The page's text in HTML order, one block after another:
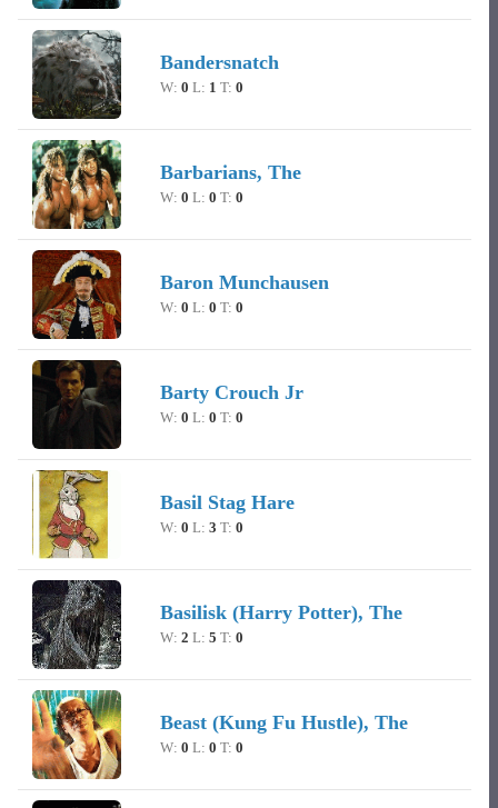
Bandersnatch
W: 0 L: 1 T: 0
Barbarians, The
W: 0 L: 0 T: 0
Baron Munchausen
W: 0 L: 0 T: 0
Barty Crouch Jr
W: 0 L: 0 T: 0
Basil Stag Hare
W: 0 L: 3 T: 0
Basilisk (Harry Potter), The
W: 2 L: 5 T: 0
Beast (Kung Fu Hustle), The
W: 0 L: 0 T: 0